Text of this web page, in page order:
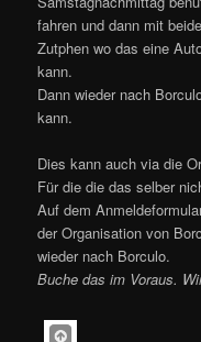
fahren und dann mit
Zutphen wo das eine
kann.
Dann wieder nach
kann.
Dies kann auch via die
Für die die das selber
Auf dem
der Organisation von
wieder nach Borculo.
Buche das im Voraus.